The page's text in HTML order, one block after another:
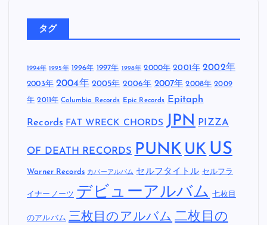
タグ
1994年 1995年 1996年 1997年 1998年 2000年 2001年 2002年
2003年 2004年 2005年 2006年 2007年 2008年 2009
年 2011年 Columbia Records Epic Records Epitaph
Records FAT WRECK CHORDS JPN PIZZA
OF DEATH RECORDS PUNK UK US
Warner Records カバーアルバム セルフタイトル セルフラ
イナーノーツ デビューアルバム 七枚目
のアルバム 三枚目のアルバム 二枚目の